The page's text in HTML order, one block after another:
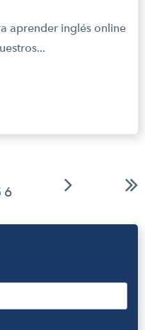
aprender inglés online
6